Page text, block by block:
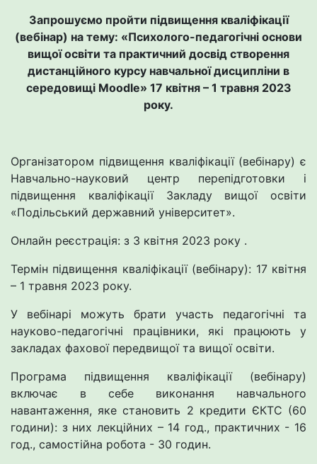
Запрошуємо пройти підвищення кваліфікації
(вебінар) на тему: «Психолого-педагогічні основи
вищої освіти та практичний досвід створення
дистанційного курсу навчальної дисципліни в
середовищі Moodle» 17 квітня – 1 травня 2023
року.
Організатором підвищення кваліфікації (вебінару) є
Навчально-науковий центр перепідготовки і
підвищення кваліфікації Закладу вищої освіти
«Подільський державний університет».
Онлайн реєстрація: з 3 квітня 2023 року .
Термін підвищення кваліфікації (вебінару): 17 квітня
– 1 травня 2023 року.
У вебінарі можуть брати участь педагогічні та
науково-педагогічні працівники, які працюють у
закладах фахової передвищої та вищої освіти.
Програма підвищення кваліфікації (вебінару)
включає в себе виконання навчального
навантаження, яке становить 2 кредити ЄКТС (60
години): з них лекційних – 14 год., практичних - 16
год., самостійна робота - 30 годин.